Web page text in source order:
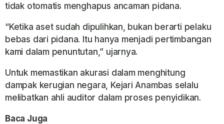
tidak otomatis menghapus ancaman pidana.
“Ketika aset sudah dipulihkan, bukan berarti pelaku
bebas dari pidana. Itu hanya menjadi pertimbangan
kami dalam penuntutan,” ujarnya.
Untuk memastikan akurasi dalam menghitung
dampak kerugian negara, Kejari Anambas selalu
melibatkan ahli auditor dalam proses penyidikan.
Baca Juga